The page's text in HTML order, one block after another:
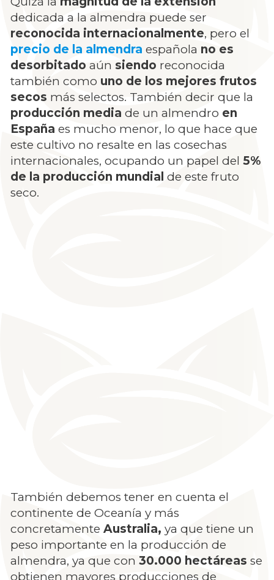
dedicada a la almendra puede ser
reconocida internacionalmente, pero el
precio de la almendra española no es
desorbitado aún siendo reconocida
también como uno de los mejores frutos
secos más selectos. También decir que la
producción media de un almendro en
España es mucho menor, lo que hace que
este cultivo no resalte en las cosechas
internacionales, ocupando un papel del 5%
de la producción mundial de este fruto
seco.
También debemos tener en cuenta el
continente de Oceanía y más
concretamente Australia, ya que tiene un
peso importante en la producción de
almendra, ya que con 30.000 hectáreas se
obtienen mayores producciones de